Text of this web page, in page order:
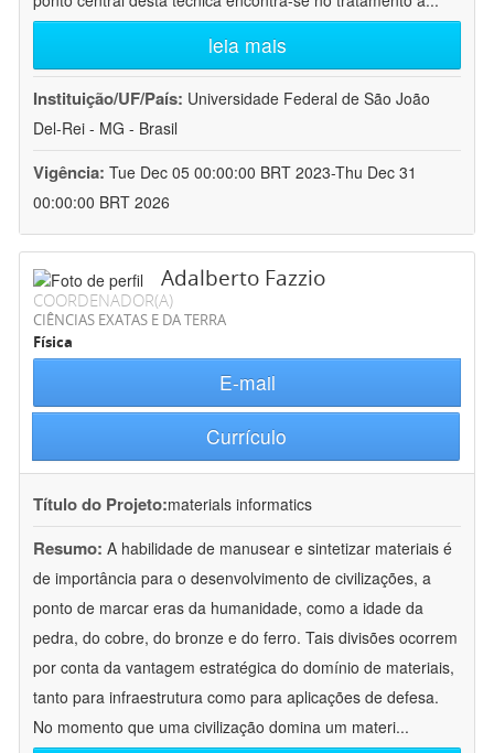
leia mais
Instituição/UF/País: Universidade Federal de São João
Del-Rei - MG - Brasil
Vigência: Tue Dec 05 00:00:00 BRT 2023-Thu Dec 31
00:00:00 BRT 2026
Adalberto Fazzio
COORDENADOR(A)
CIÊNCIAS EXATAS E DA TERRA
Física
E-mail
Currículo
Título do Projeto:materials informatics
Resumo: A habilidade de manusear e sintetizar materiais é
de importância para o desenvolvimento de civilizações, a
ponto de marcar eras da humanidade, como a idade da
pedra, do cobre, do bronze e do ferro. Tais divisões ocorrem
por conta da vantagem estratégica do domínio de materiais,
tanto para infraestrutura como para aplicações de defesa.
No momento que uma civilização domina um materi...